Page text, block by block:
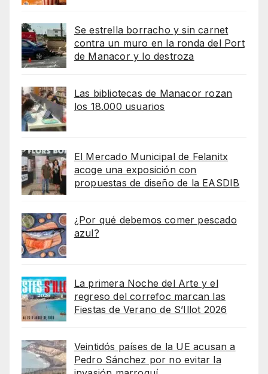
Se estrella borracho y sin carnet
contra un muro en la ronda del Port
de Manacor y lo destroza
Las bibliotecas de Manacor rozan
los 18.000 usuarios
El Mercado Municipal de Felanitx
acoge una exposición con
propuestas de diseño de la EASDIB
¿Por qué debemos comer pescado
azul?
La primera Noche del Arte y el
regreso del correfoc marcan las
Fiestas de Verano de S’Illot 2026
Veintidós países de la UE acusan a
Pedro Sánchez por no evitar la